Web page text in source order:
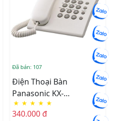
Đã bán: 107
Điện Thoại Bàn
Panasonic KX-
TS500(Trắng/Đen/Xanh)
★ ★ ★ ★ ★
340.000 đ